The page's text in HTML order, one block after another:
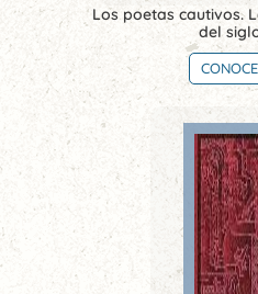
Los poetas cautivos.
del